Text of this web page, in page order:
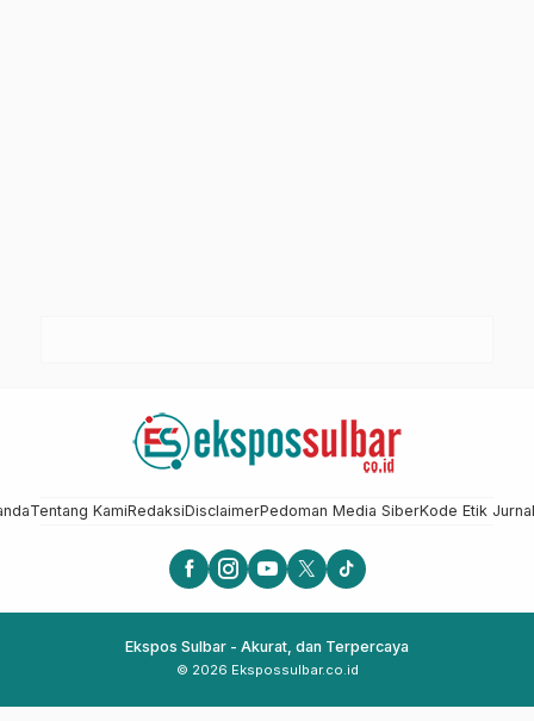
Tentang KamiRedaksiDisclaimerPedoman Media SiberKode Etik
Ekspos Sulbar - Akurat, dan Terpercaya
© 2026 Ekspossulbar.co.id